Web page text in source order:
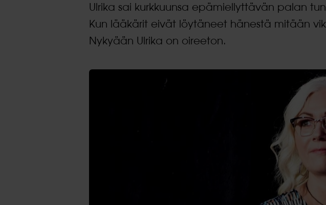
Ulrika sai kurkkuunsa epämiellyttävän palan
Kun lääkärit eivät löytäneet hänestä mitään
Nykyään Ulrika on oireeton.